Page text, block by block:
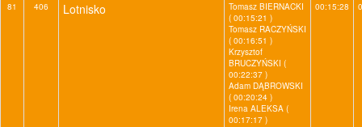
81 406 Lotnisko
Tomasz BIERNACKI
( 00:15:21 )
Tomasz RACZYŃSKI
( 00:16:51 )
Krzysztof
BRUCZYŃSKI (
00:22:37 )
Adam DĄBROWSKI
( 00:20:24 )
Irena ALEKSA (
00:17:17 )
00:15:28